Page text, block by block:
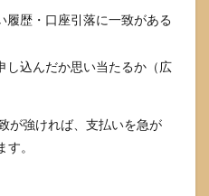
履歴・口座引落に一致がある
し込んだか思い当たるか（広
が強ければ、支払いを急が
。